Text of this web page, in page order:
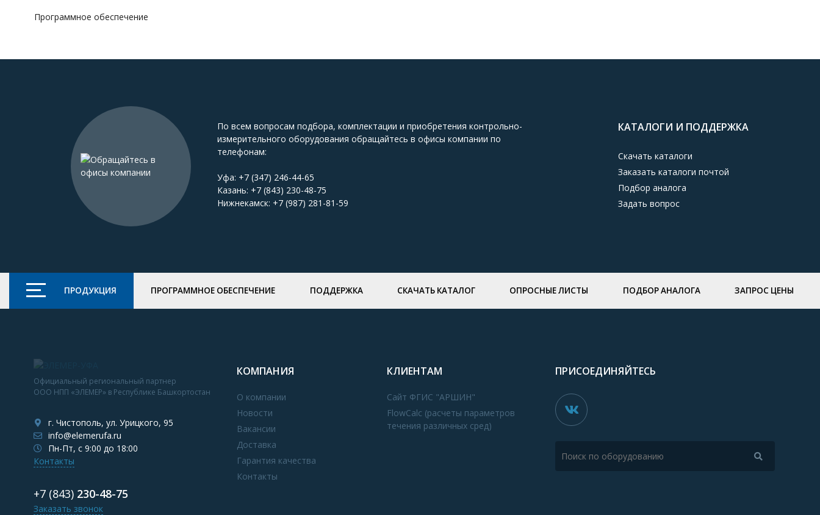
Программное обеспечение
По всем вопросам подбора, комплектации и приобретения контрольно-
измерительного оборудования обращайтесь в офисы компании по
телефонам:
Уфа: +7 (347) 246-44-65
Казань: +7 (843) 230-48-75
Нижнекамск: +7 (987) 281-81-59
КАТАЛОГИ И ПОДДЕРЖКА
Скачать каталоги
Заказать каталоги почтой
Подбор аналога
Задать вопрос
ПРОДУКЦИЯ ПРОГРАММНОЕ ОБЕСПЕЧЕНИЕ ПОДДЕРЖКА СКАЧАТЬ КАТАЛОГ ОПРОСНЫЕ ЛИСТЫ ПОДБОР АНАЛОГА ЗАПРОС ЦЕНЫ
Официальный региональный партнер
ООО НПП «ЭЛЕМЕР» в Республике Башкортостан
г. Чистополь, ул. Урицкого, 95
info@elemerufa.ru
Пн-Пт, с 9:00 до 18:00
Контакты
+7 (843) 230-48-75
Заказать звонок
КОМПАНИЯ
О компании
Новости
Вакансии
Доставка
Гарантия качества
Контакты
КЛИЕНТАМ
Сайт ФГИС "АРШИН"
FlowCalc (расчеты параметров
течения различных сред)
ПРИСОЕДИНЯЙТЕСЬ